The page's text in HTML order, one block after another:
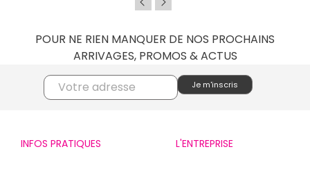
POUR NE RIEN MANQUER DE NOS PROCHAINS
ARRIVAGES, PROMOS & ACTUS
INFOS PRATIQUES L'ENTREPRISE